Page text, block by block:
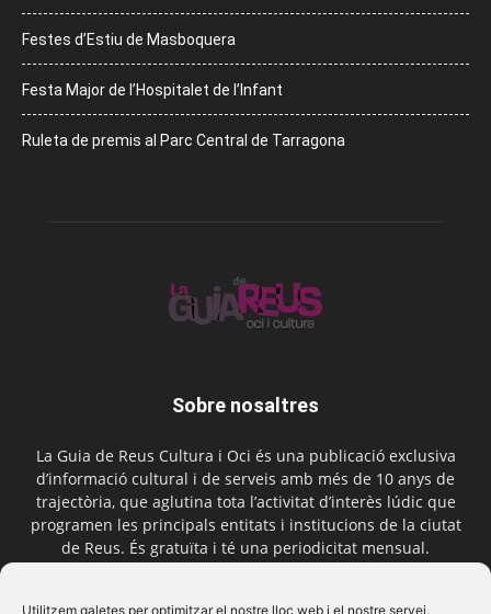
Utilitzem galetes per optimitzar el nostre lloc web i el nostre servei.
Festes d’Estiu de Masboquera
Festa Major de l’Hospitalet de l’Infant
Ruleta de premis al Parc Central de Tarragona
Sobre nosaltres
La Guia de Reus Cultura i Oci és una publicació exclusiva
d’informació cultural i de serveis amb més de 10 anys de
trajectòria, que aglutina tota l’activitat d’interès lúdic que
programen les principals entitats i institucions de la ciutat
de Reus. És gratuïta i té una periodicitat mensual.